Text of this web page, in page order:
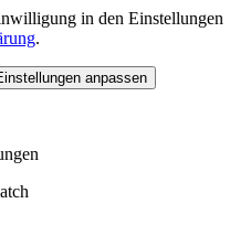
in den Einstellungen
.
anpassen